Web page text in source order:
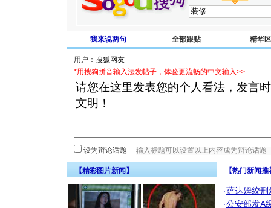
我来说两句 全部跟贴 精华区
用户：
*用搜狗拼音输入法发帖子，体验更流畅的中文输入>>
设为辩论话题
【精彩图片新闻】 【热门新闻
·萨达姆绞刑
·公安部发A